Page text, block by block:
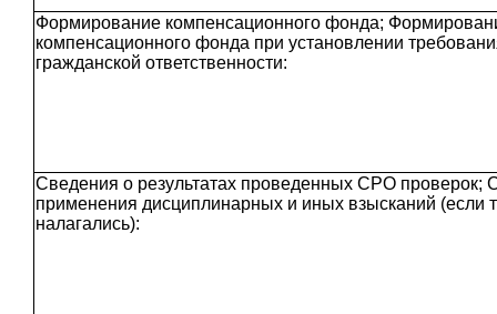
Формирование компенсационного фонда;
компенсационного фонда при установлении
гражданской ответственности:
Сведения о результатах проведенных СРО проверок;
применения дисциплинарных и иных взысканий (если
налагались):